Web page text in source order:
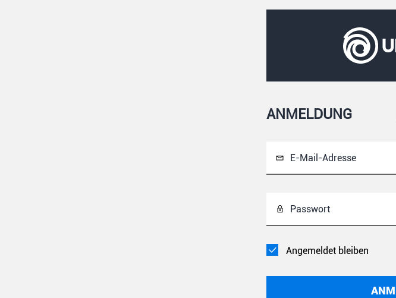
ANMELDUNG
E-Mail-Adresse
Passwort
Angemeldet bleiben